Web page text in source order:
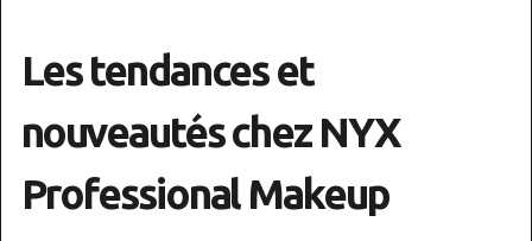
Les tendances et
nouveautés chez NYX
Professional Makeup